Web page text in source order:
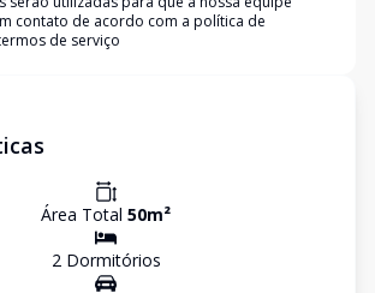
contato de acordo com a política de
de serviço
Área Total 50m²
2Dormitórios